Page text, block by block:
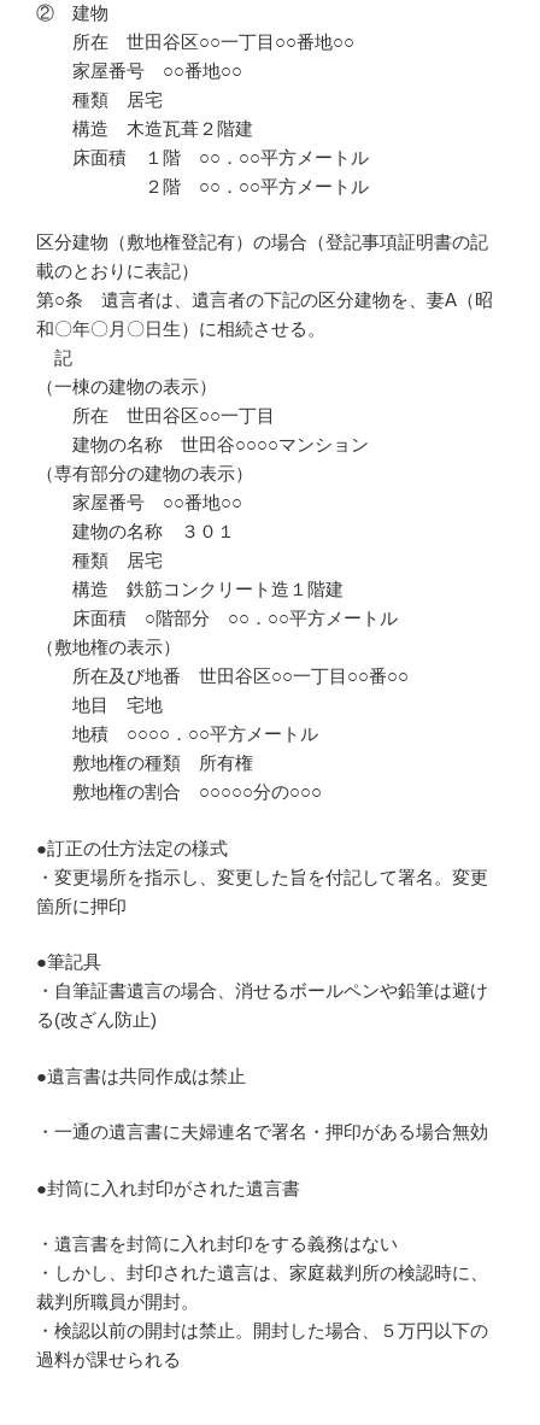
② 建物
所在 世田谷区○○一丁目○○番地○○
家屋番号 ○○番地○○
種類 居宅
構造 木造瓦葺２階建
床面積 １階 ○○．○○平方メートル
２階 ○○．○○平方メートル
区分建物（敷地権登記有）の場合（登記事項証明書の記
載のとおりに表記）
第○条 遺言者は、遺言者の下記の区分建物を、妻A（昭
和〇年〇月〇日生）に相続させる。
記
（一棟の建物の表示）
所在 世田谷区○○一丁目
建物の名称 世田谷○○○○マンション
（専有部分の建物の表示）
家屋番号 ○○番地○○
建物の名称 ３０１
種類 居宅
構造 鉄筋コンクリート造１階建
床面積 ○階部分 ○○．○○平方メートル
（敷地権の表示）
所在及び地番 世田谷区○○一丁目○○番○○
地目 宅地
地積 ○○○○．○○平方メートル
敷地権の種類 所有権
敷地権の割合 ○○○○○分の○○○
●訂正の仕方法定の様式
・変更場所を指示し、変更した旨を付記して署名。変更
箇所に押印
●筆記具
・自筆証書遺言の場合、消せるボールペンや鉛筆は避け
る(改ざん防止)
●遺言書は共同作成は禁止
・一通の遺言書に夫婦連名で署名・押印がある場合無効
●封筒に入れ封印がされた遺言書
・遺言書を封筒に入れ封印をする義務はない
・しかし、封印された遺言は、家庭裁判所の検認時に、
裁判所職員が開封。
・検認以前の開封は禁止。開封した場合、５万円以下の
過料が課せられる